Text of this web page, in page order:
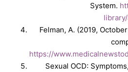
System.
Felman, A. (2019,
https://
Sexual OCD: